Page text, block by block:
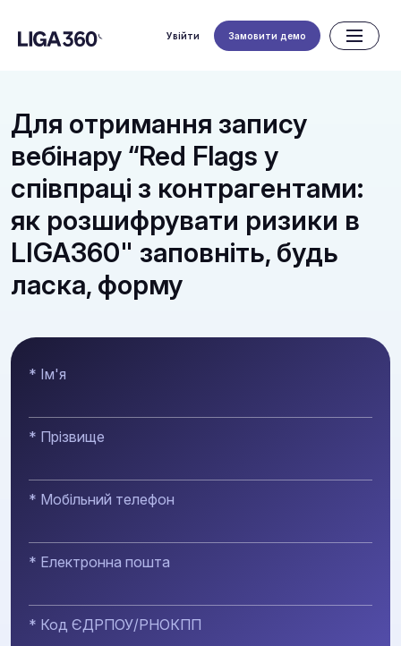
Увійти Замовити демо
Для отримання запису
вебінару “Red Flags у
співпраці з контрагентами:
як розшифрувати ризики в
LIGA360" заповніть, будь
ласка, форму
* Ім'я
* Прізвище
* Мобільний телефон
* Електронна пошта
* Код ЄДРПОУ/РНОКПП